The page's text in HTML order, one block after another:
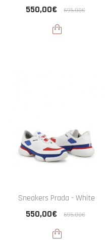
550,00€ 695,00€
Sneakers Prada - White
550,00€ 695,00€